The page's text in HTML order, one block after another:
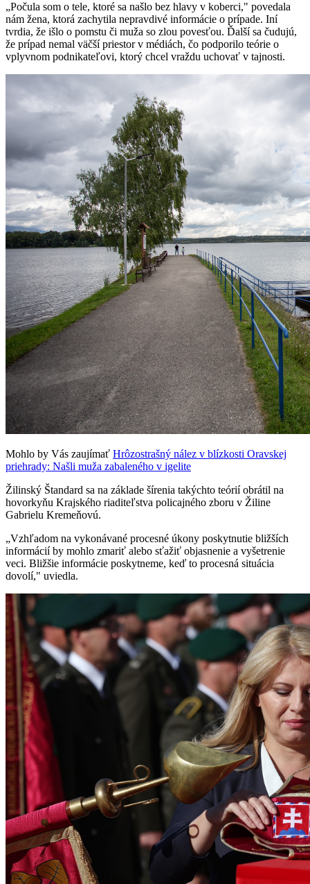
„Počula som o tele, ktoré sa našlo bez hlavy v koberci," povedala
nám žena, ktorá zachytila nepravdivé informácie o prípade. Iní
tvrdia, že išlo o pomstu či muža so zlou povesťou. Ďalší sa čudujú,
že prípad nemal väčší priestor v médiách, čo podporilo teórie o
vplyvnom podnikateľovi, ktorý chcel vraždu uchovať v tajnosti.
Mohlo by Vás zaujímať Hrôzostrašný nález v blízkosti Oravskej
priehrady: Našli muža zabaleného v igelite
Žilinský Štandard sa na základe šírenia takýchto teórií obrátil na
hovorkyňu Krajského riaditeľstva policajného zboru v Žiline
Gabrielu Kremeňovú.
„Vzhľadom na vykonávané procesné úkony poskytnutie bližších
informácií by mohlo zmariť alebo sťažiť objasnenie a vyšetrenie
veci. Bližšie informácie poskytneme, keď to procesná situácia
dovolí," uviedla.